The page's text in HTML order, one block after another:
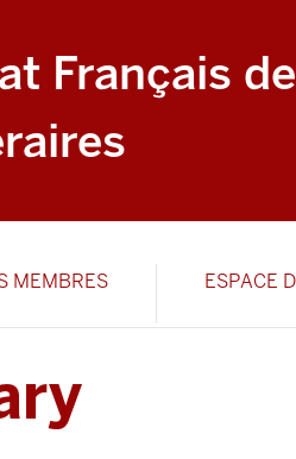
Français
MEMBRES ESPACE